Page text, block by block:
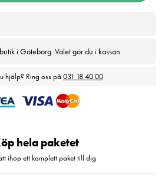
i Göteborg. Valet gör du i kassan
hjälp? Ring oss på 031 18 40 00
hela paketet
ihop ett komplett paket till dig